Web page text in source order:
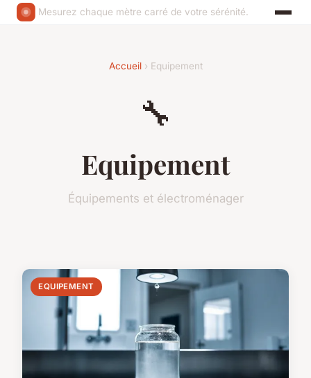
Mesurez chaque mètre carré de votre sérénité.
Accueil› Equipement
🔧
Equipement
Équipements et électroménager
EQUIPEMENT